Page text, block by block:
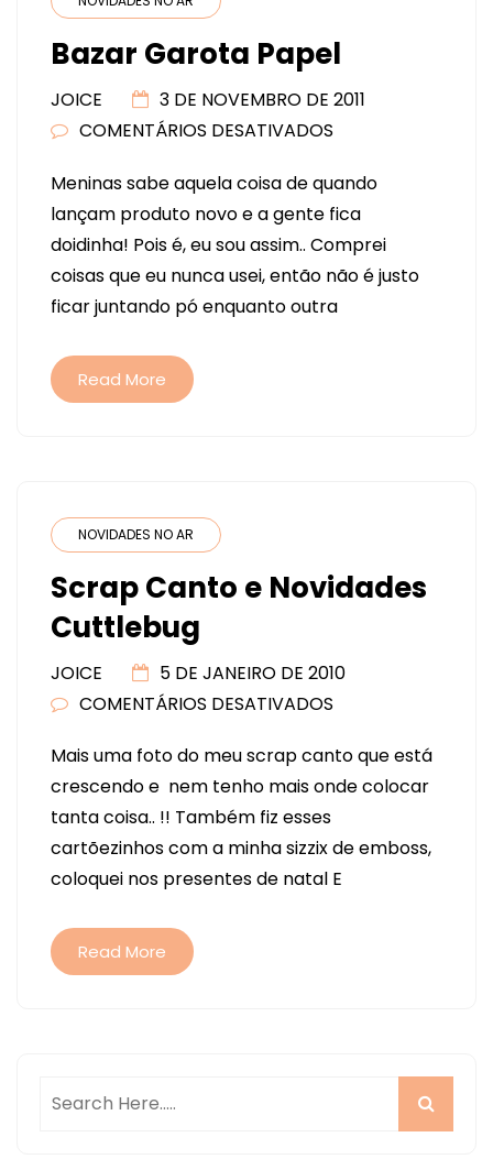
Bazar Garota Papel
JOICE
3 DE NOVEMBRO DE 2011
COMENTÁRIOS DESATIVADOS
GAROTA
PAPEL
Meninas sabe aquela coisa de quando
lançam produto novo e a gente fica
doidinha! Pois é, eu sou assim.. Comprei
coisas que eu nunca usei, então não é justo
ficar juntando pó enquanto outra
Read More
NOVIDADES NO AR
Scrap Canto e Novidades
Cuttlebug
JOICE
5 DE JANEIRO DE 2010
COMENTÁRIOS DESATIVADOS
CANTO
E
CUTTLEBUG
Mais uma foto do meu scrap canto que está
crescendo e nem tenho mais onde colocar
tanta coisa.. !! Também fiz esses
cartõezinhos com a minha sizzix de emboss,
coloquei nos presentes de natal E
Read More